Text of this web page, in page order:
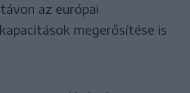
az európai
megerősítése is